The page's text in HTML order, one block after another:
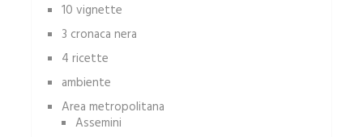
10 vignette
3 cronaca nera
4 ricette
ambiente
Area metropolitana
Assemini